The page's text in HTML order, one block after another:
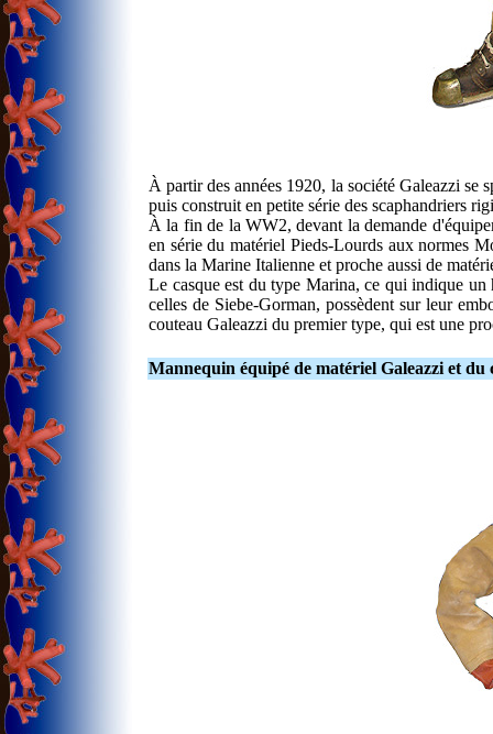
À partir des années 1920, la société Galeazzi se
puis construit en petite série des scaphandriers
À la fin de la WW2, devant la demande
en série du matériel Pieds-Lourds aux normes
dans la Marine Italienne et proche aussi de
Le casque est du type Marina, ce qui indique un
celles de Siebe-Gorman, possèdent sur leur
couteau Galeazzi du premier type, qui est une
Mannequin équipé de matériel Galeazzi et